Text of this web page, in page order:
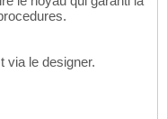
via le designer.